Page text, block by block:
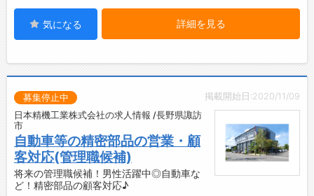
クライアントへの訪問など時間制約もございま
すが、デスクワークはオフィス外でもできるよ
～2日は、リモートワークや在宅ワークも可能
です。数値目標や行動数の結果を重視しており
ますので、やることさえやっていれば、柔軟な
働き方ができ働きやすい環境です。
気になる 詳細を見る
掲載開始日:2020/11/09
募集停止中
日本精機工業株式会社の求人情報 /長野県諏訪
市
自動車等の精密部品の営業・顧
客対応(管理職候補)
将来の管理職候補！男性活躍中◎自動車な
ど！精密部品の顧客対応♪